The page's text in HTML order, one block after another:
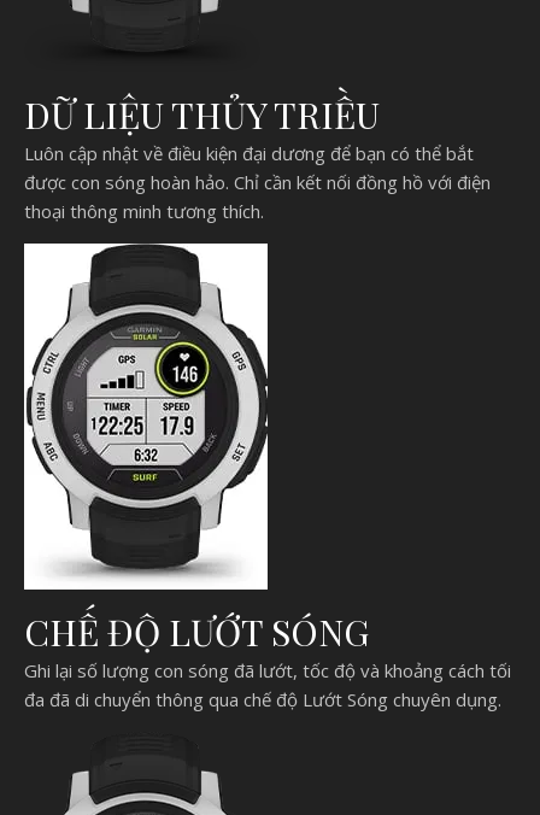
DỮ LIỆU THỦY TRIỀU
Luôn cập nhật về điều kiện đại dương để bạn có thể bắt
được con sóng hoàn hảo. Chỉ cần kết nối đồng hồ với điện
thoại thông minh tương thích.
CHẾ ĐỘ LƯỚT SÓNG
Ghi lại số lượng con sóng đã lướt, tốc độ và khoảng cách tối
đa đã di chuyển thông qua chế độ Lướt Sóng chuyên dụng.